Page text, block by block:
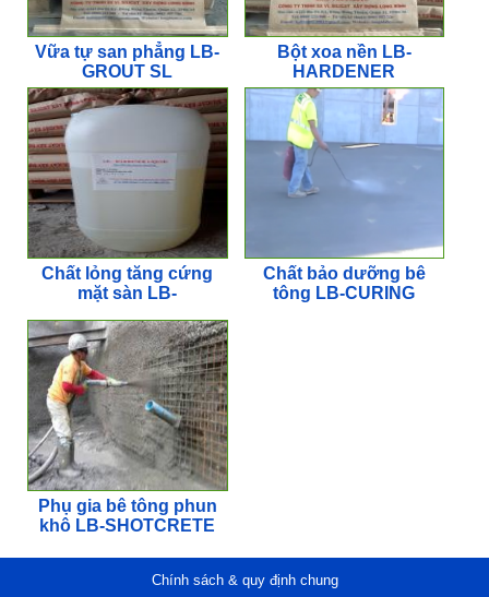
Vữa tự san phẳng LB-
GROUT SL
Bột xoa nền LB-
HARDENER
Chất lỏng tăng cứng
mặt sàn LB-
Chất bảo dưỡng bê
tông LB-CURING
Phụ gia bê tông phun
khô LB-SHOTCRETE
Chính sách & quy định chung